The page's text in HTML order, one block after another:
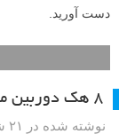
دست آورید.
۸ هک دوربین مفید برای عکاسی منظره
نوشته شده در ۲۱ شهریور ۱۴۰۰